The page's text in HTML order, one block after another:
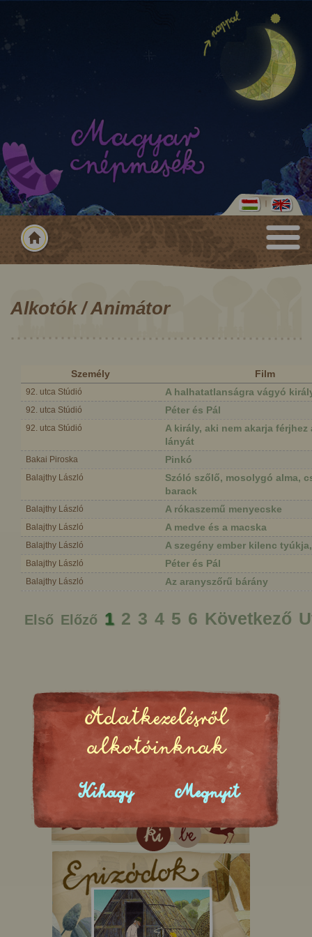
Alkotók / Animátor
Személy Film
92. utca Stúdió A halhatatlanságra vágyó
92. utca Stúdió Péter és Pál
92. utca Stúdió
A király, aki nem akarja férjhez
lányát
Bakai Piroska Pinkó
Balajthy László
Szóló szőlő, mosolygó alma,
barack
Balajthy László A rókaszemű menyecske
Balajthy László A medve és a macska
Balajthy László A szegény ember kilenc
Balajthy László Péter és Pál
Balajthy László Az aranyszőrű bárány
Első Előző 1 2 3 4 5 6 Következő
Adatkezelésről
alkotóinknak
Kihagy Megnyit